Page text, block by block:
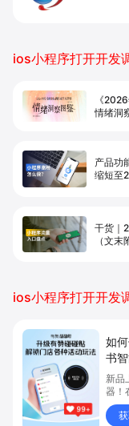
ios小程序打开开发
《
情绪洞
产品功
缩短至
干货｜
（文末
ios小程序打开开发
如
书
新品
器！
品
加我